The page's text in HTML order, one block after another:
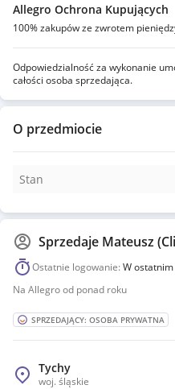
Allegro Ochrona Kupujących
100% zakupów ze zwrotem
Odpowiedzialność za wykonanie
całości osoba sprzedająca.
O przedmiocie
Stan
Sprzedaje Mateusz
Ostatnie logowanie:W
Na Allegro od ponad roku
SPRZEDAJĄCY: OSOBA PRYWATNA
Tychy
woj. śląskie